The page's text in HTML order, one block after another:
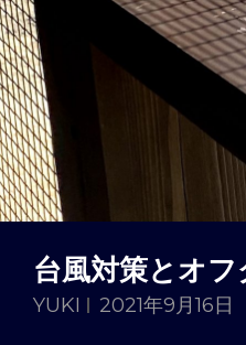
台風対策とオ
YUKI 2021年9月16日